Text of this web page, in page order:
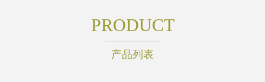
PRODUCT
产品列表